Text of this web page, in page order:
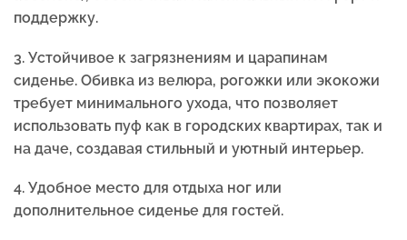
поддержку.
3. Устойчивое к загрязнениям и царапинам
сиденье. Обивка из велюра, рогожки или экокожи
требует минимального ухода, что позволяет
использовать пуф как в городских квартирах, так и
на даче, создавая стильный и уютный интерьер.
4. Удобное место для отдыха ног или
дополнительное сиденье для гостей.